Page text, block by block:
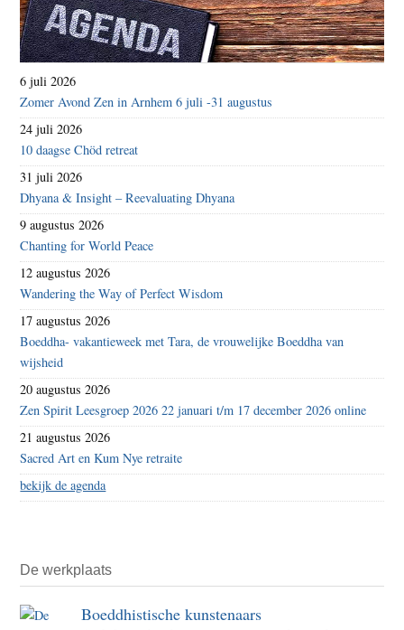
6 juli 2026
Zomer Avond Zen in Arnhem 6 juli -31 augustus
24 juli 2026
10 daagse Chöd retreat
31 juli 2026
Dhyana & Insight – Reevaluating Dhyana
9 augustus 2026
Chanting for World Peace
12 augustus 2026
Wandering the Way of Perfect Wisdom
17 augustus 2026
Boeddha- vakantieweek met Tara, de vrouwelijke Boeddha van
wijsheid
20 augustus 2026
Zen Spirit Leesgroep 2026 22 januari t/m 17 december 2026 online
21 augustus 2026
Sacred Art en Kum Nye retraite
bekijk de agenda
De werkplaats
Boeddhistische kunstenaars